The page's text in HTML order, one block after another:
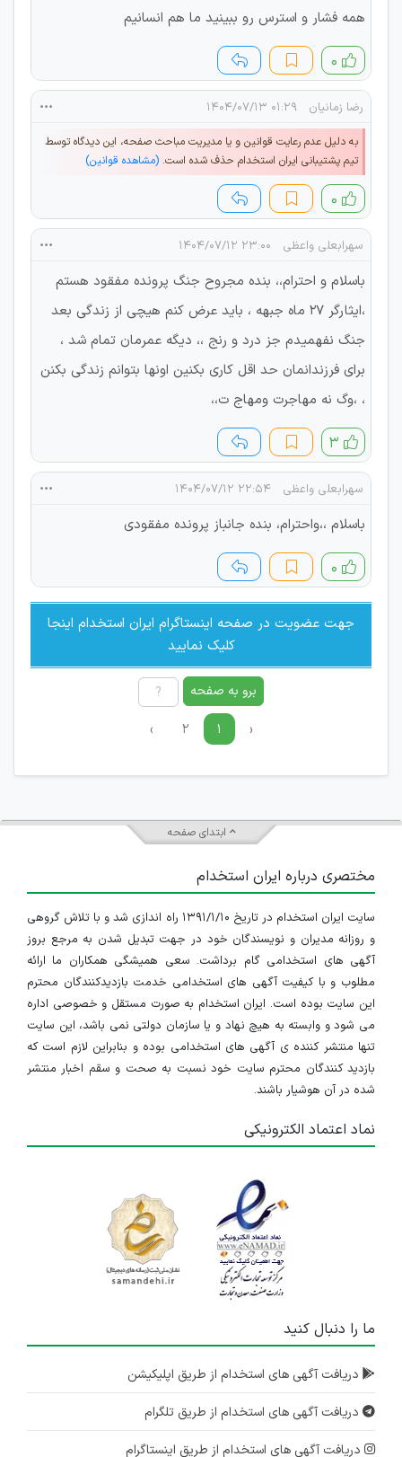
همه فشار و استرس رو ببینید ما هم انسانیم
۰
رضا زمانیان ۰۱:۲۹ ۱۴۰۴/۰۷/۱۳
به دلیل عدم رعایت قوانین و یا مدیریت مباحث صفحه، این دیدگاه توسط
تیم پشتیبانی ایران استخدام حذف شده است. (مشاهده قوانین)
۰
سهرابعلی واعظی ۲۳:۰۰ ۱۴۰۴/۰۷/۱۲
باسلام و احترام،، بنده مجروح جنگ پرونده مفقود هستم
،ایثارگر 27 ماه جبهه ، باید عرض کنم هیچی از زندگی بعد
جنگ نفهمیدم جز درد و رنج ،، دیگه عمرمان تمام شد ،
برای فرزندانمان حد اقل کاری بکنین اونها بتوانم زندگی بکنن
، ،وگ نه مهاجرت ومهاج ت،،
۳
سهرابعلی واعظی ۲۲:۵۴ ۱۴۰۴/۰۷/۱۲
باسلام ،،واحترام، بنده جانباز پرونده مفقودی
۰
جهت عضویت در صفحه اینستاگرام ایران استخدام اینجا
کلیک نمایید
برو به صفحه
‹ ۱ ۲ ›
ابتدای صفحه
مختصری درباره ایران استخدام
سایت ایران استخدام در تاریخ ۱۳۹۱/۱/۱۰ راه اندازی شد و با تلاش گروهی
و روزانه مدیران و نویسندگان خود در جهت تبدیل شدن به مرجع بروز
آگهی های استخدامی گام برداشت. سعی همیشگی همکاران ما ارائه
مطلوب و با کیفیت آگهی های استخدامی خدمت بازدیدکنندگان محترم
این سایت بوده است. ایران استخدام به صورت مستقل و خصوصی اداره
می شود و وابسته به هیچ نهاد و یا سازمان دولتی نمی باشد، این سایت
تنها منتشر کننده ی آگهی های استخدامی بوده و بنابراین لازم است که
بازدید کنندگان محترم سایت خود نسبت به صحت و سقم اخبار منتشر
شده در آن هوشیار باشند.
نماد اعتماد الکترونیکی
ما را دنبال کنید
دریافت آگهی های استخدام از طریق اپلیکیشن
دریافت آگهی های استخدام از طریق تلگرام
دریافت آگهی های استخدام از طریق اینستاگرام